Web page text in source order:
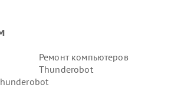
Ремонт компьютеров
Thunderobot